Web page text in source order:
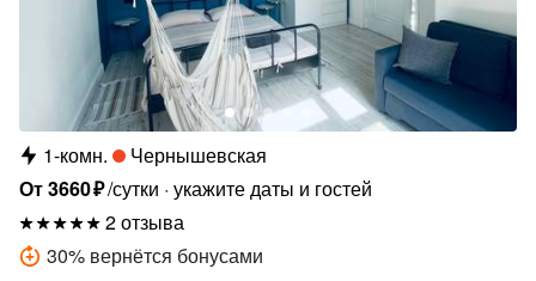
1-комн.
Чернышевская
От3660₽/сутки укажите даты и гостей
2 отзыва
30% вернётся бонусами